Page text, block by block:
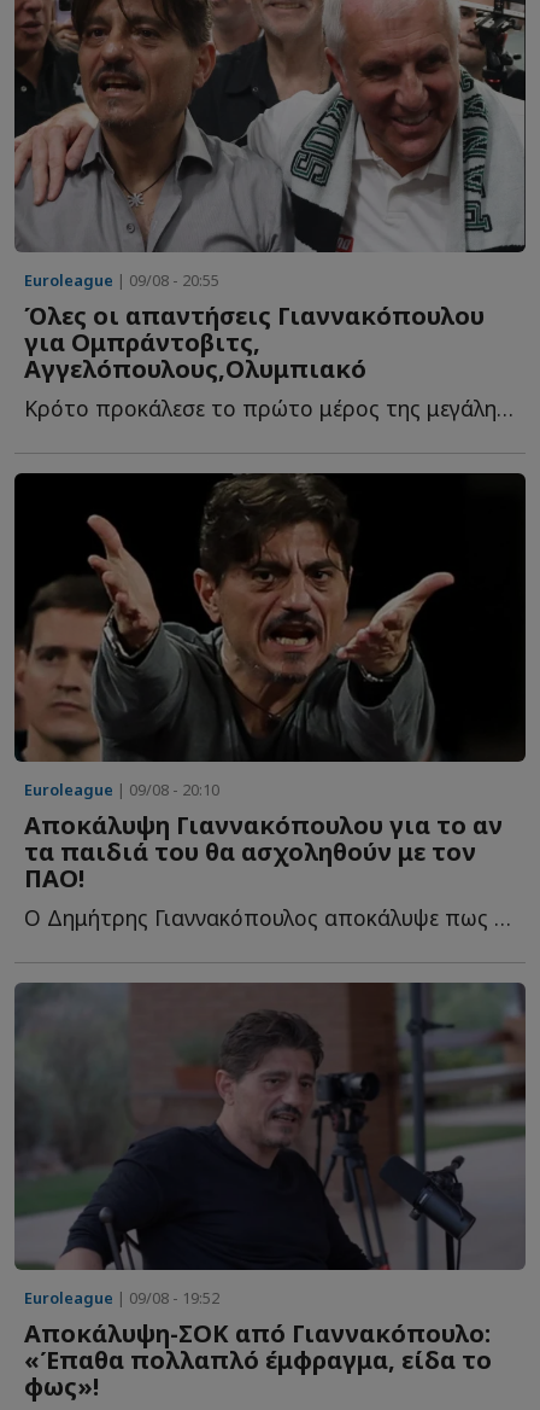
Euroleague | 09/08 - 20:55
Όλες οι απαντήσεις Γιαννακόπουλου
για Ομπράντοβιτς,
Αγγελόπουλους,Ολυμπιακό
Κρότο προκάλεσε το πρώτο μέρος της μεγάλης συνέντευξης τ...
Euroleague | 09/08 - 20:10
Αποκάλυψη Γιαννακόπουλου για το αν
τα παιδιά του θα ασχοληθούν με τον
ΠΑΟ!
Ο Δημήτρης Γιαννακόπουλος αποκάλυψε πως σε 5 χρόνια σ...
Euroleague | 09/08 - 19:52
Αποκάλυψη-ΣΟΚ από Γιαννακόπουλο:
«Έπαθα πολλαπλό έμφραγμα, είδα το
φως»!